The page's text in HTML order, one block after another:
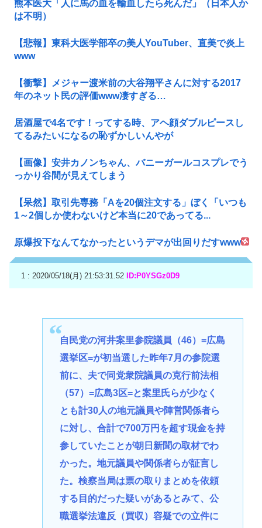
熊本医大「人に馬の血を輸血したら死んだ」（日本人か
は不明）
【悲報】東科大医学部卒の美人YouTuber、直美で炎上
www
【衝撃】メジャー渡米前の大谷翔平さんに対する2017
年のネット民の評価www凄すぎる…
居酒屋で4名です！ってする時、アヘ顔ダブルピースし
てるみたいになるの恥ずかしいんやが
【画像】安井カノンちゃん、バニーガールコスプレでう
っかり谷間が見えてしまう
【呆然】取引先専務「Aを20個注文する」ぼく「いつも
1～2個しか使わないけど本当に20であってる...
原爆投下なんてなかったというデマが出回りだすwww
1 : 2020/05/18(月) 21:53:31.52 ID:P0YSGz0D9
自民党の河井案里参院議員（46）=広島
選挙区=が初当選した昨年7月の参院選
前に、夫で同党衆院議員の克行前法相
（57）=広島3区=と案里氏らが少なく
とも計30人の地元議員や陣営関係者ら
に対し、合計で700万円を超す現金を持
参していたことが朝日新聞の取材でわ
かった。地元議員や関係者らが証言し
た。検察当局は票の取りまとめを依頼
する目的だった疑いがあるとみて、公
職選挙法違反（買収）容疑での立件に